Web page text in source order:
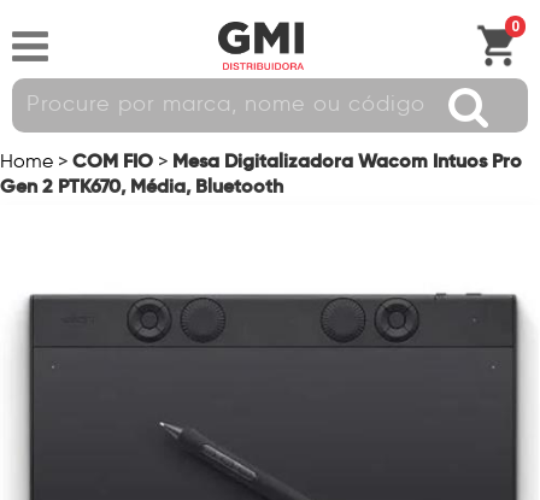
0
Home > COM FIO > Mesa Digitalizadora Wacom Intuos Pro
Gen 2 PTK670, Média, Bluetooth